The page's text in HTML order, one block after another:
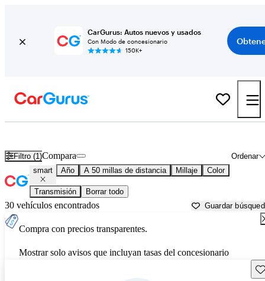
CarGurus: Autos nuevos y usados
Con Modo de concesionario
150K+
Filtro (1) Ordenar
Compara
smart Año A 50 millas de distancia Millaje Color
Transmisión Borrar todo
30 vehículos encontrados Guardar
Compra con precios transparentes.
Mostrar solo avisos que incluyan tasas del concesionario